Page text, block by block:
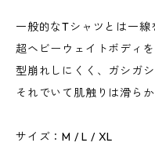
一般的なTシャツとは一線
超ヘビーウェイトボディを
型崩れしにくく、ガシガ
それでいて肌触りは滑ら
サイズ：M / L / XL